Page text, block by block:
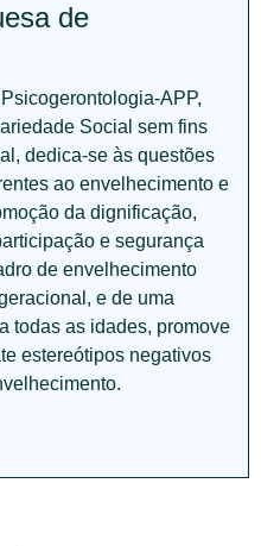
de
APP,
Social sem fins
dedica-se às questões
ao envelhecimento e
da dignificação,
e segurança
de envelhecimento
e de uma
todas as idades, promove
estereótipos negativos